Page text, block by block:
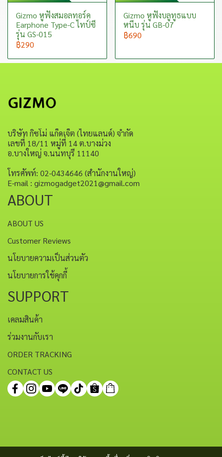
Gizmo หูฟังสมอลทอร์ค
Earphone Type-C ไทป์ซี
รุ่น GS-015
฿290
Gizmo หูฟังบลูทูธแบบ
หนีบ รุ่น GB-07
฿690
บริษัท กิซโม่ แก็ดเจ็ต (ไทยแลนด์) จำกัด
เลขที่ 18/11 หมู่ที่ 14 ต.บางม่วง
อ.บางใหญ่ จ.นนทบุรี 11140
โทรศัพท์: 02-0434646 (สำนักงานใหญ่)
E-mail : gizmogadget2021@gmail.com
ABOUT
ABOUT US
Customer Reviews
นโยบายความเป็นส่วนตัว
นโยบายการใช้คุกกี้
SUPPORT
เคลมสินค้า
ร่วมงานกับเรา
ORDER TRACKING
CONTACT US